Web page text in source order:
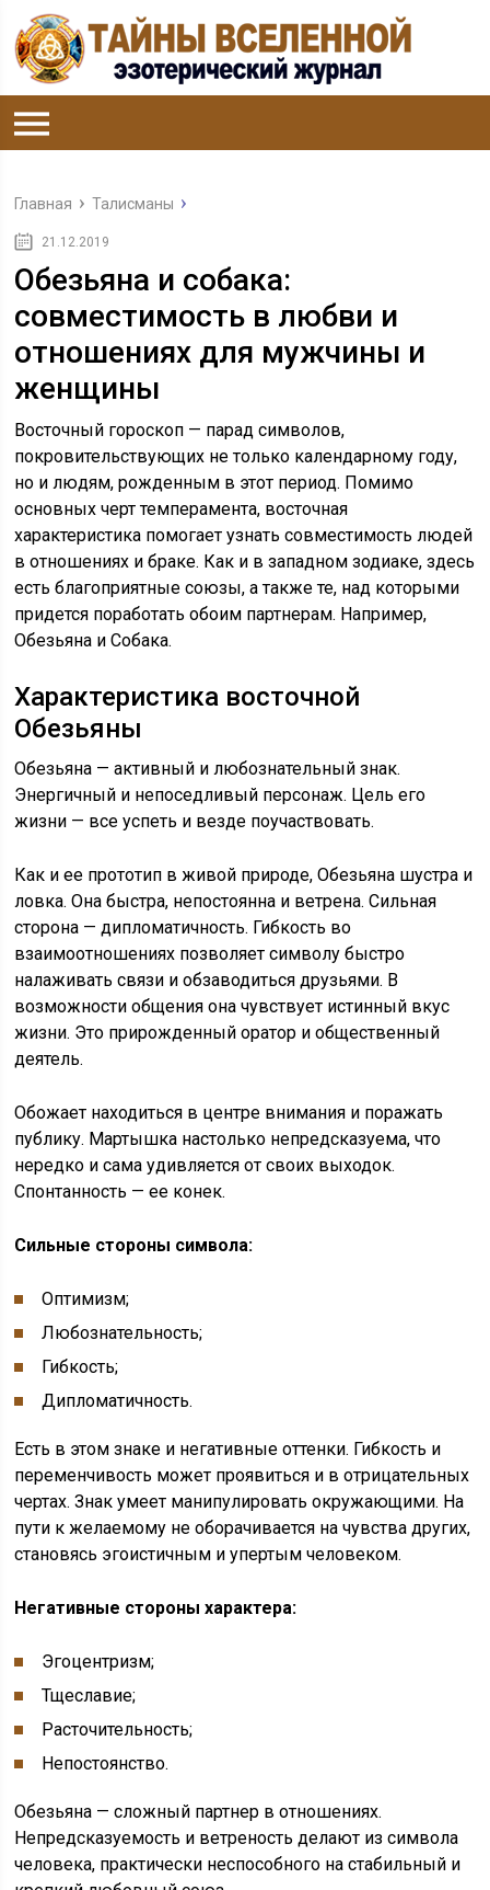
Главная Талисманы
21.12.2019
Обезьяна и собака:
совместимость в любви и
отношениях для мужчины и
женщины
Восточный гороскоп — парад символов,
покровительствующих не только календарному году,
но и людям, рожденным в этот период. Помимо
основных черт темперамента, восточная
характеристика помогает узнать совместимость людей
в отношениях и браке. Как и в западном зодиаке, здесь
есть благоприятные союзы, а также те, над которыми
придется поработать обоим партнерам. Например,
Обезьяна и Собака.
Характеристика восточной
Обезьяны
Обезьяна — активный и любознательный знак.
Энергичный и непоседливый персонаж. Цель его
жизни — все успеть и везде поучаствовать.
Как и ее прототип в живой природе, Обезьяна шустра и
ловка. Она быстра, непостоянна и ветрена. Сильная
сторона — дипломатичность. Гибкость во
взаимоотношениях позволяет символу быстро
налаживать связи и обзаводиться друзьями. В
возможности общения она чувствует истинный вкус
жизни. Это прирожденный оратор и общественный
деятель.
Обожает находиться в центре внимания и поражать
публику. Мартышка настолько непредсказуема, что
нередко и сама удивляется от своих выходок.
Спонтанность — ее конек.
Сильные стороны символа:
Оптимизм;
Любознательность;
Гибкость;
Дипломатичность.
Есть в этом знаке и негативные оттенки. Гибкость и
переменчивость может проявиться и в отрицательных
чертах. Знак умеет манипулировать окружающими. На
пути к желаемому не оборачивается на чувства других,
становясь эгоистичным и упертым человеком.
Негативные стороны характера:
Эгоцентризм;
Тщеславие;
Расточительность;
Непостоянство.
Обезьяна — сложный партнер в отношениях.
Непредсказуемость и ветреность делают из символа
человека, практически неспособного на стабильный и